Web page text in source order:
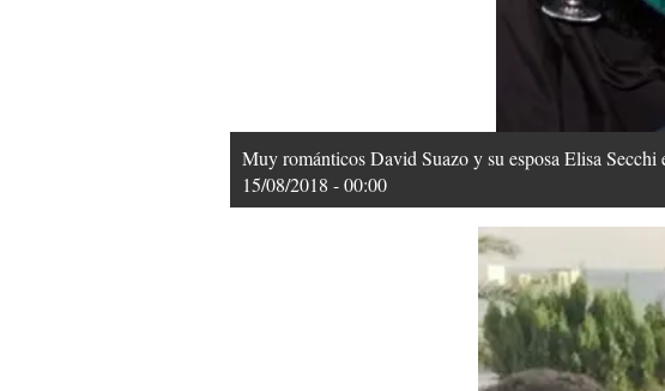
Muy románticos David Suazo y su esposa Elisa
15/08/2018 - 00:00